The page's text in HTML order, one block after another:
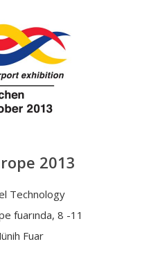
2013
Technology
fuarında, 8 -11
Fuar